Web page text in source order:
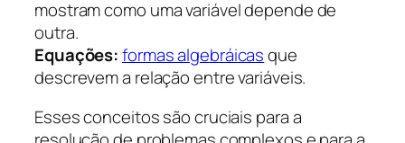
mostram como uma variável depende de
outra.
Equações:formas algebráicasque
descrevem a relação entre variáveis.
Esses conceitos são cruciais para a